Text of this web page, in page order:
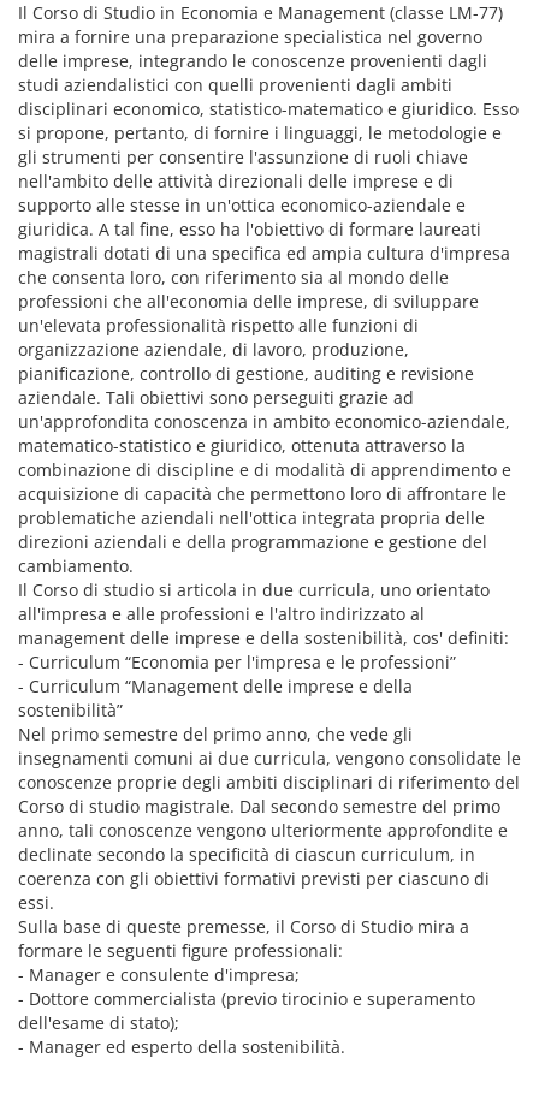
Il Corso di Studio in Economia e Management (classe LM-77)
mira a fornire una preparazione specialistica nel governo
delle imprese, integrando le conoscenze provenienti dagli
studi aziendalistici con quelli provenienti dagli ambiti
disciplinari economico, statistico-matematico e giuridico. Esso
si propone, pertanto, di fornire i linguaggi, le metodologie e
gli strumenti per consentire l'assunzione di ruoli chiave
nell'ambito delle attività direzionali delle imprese e di
supporto alle stesse in un'ottica economico-aziendale e
giuridica. A tal fine, esso ha l'obiettivo di formare laureati
magistrali dotati di una specifica ed ampia cultura d'impresa
che consenta loro, con riferimento sia al mondo delle
professioni che all'economia delle imprese, di sviluppare
un'elevata professionalità rispetto alle funzioni di
organizzazione aziendale, di lavoro, produzione,
pianificazione, controllo di gestione, auditing e revisione
aziendale. Tali obiettivi sono perseguiti grazie ad
un'approfondita conoscenza in ambito economico-aziendale,
matematico-statistico e giuridico, ottenuta attraverso la
combinazione di discipline e di modalità di apprendimento e
acquisizione di capacità che permettono loro di affrontare le
problematiche aziendali nell'ottica integrata propria delle
direzioni aziendali e della programmazione e gestione del
cambiamento.
Il Corso di studio si articola in due curricula, uno orientato
all'impresa e alle professioni e l'altro indirizzato al
management delle imprese e della sostenibilità, cos' definiti:
- Curriculum “Economia per l'impresa e le professioni”
- Curriculum “Management delle imprese e della
sostenibilità”
Nel primo semestre del primo anno, che vede gli
insegnamenti comuni ai due curricula, vengono consolidate le
conoscenze proprie degli ambiti disciplinari di riferimento del
Corso di studio magistrale. Dal secondo semestre del primo
anno, tali conoscenze vengono ulteriormente approfondite e
declinate secondo la specificità di ciascun curriculum, in
coerenza con gli obiettivi formativi previsti per ciascuno di
essi.
Sulla base di queste premesse, il Corso di Studio mira a
formare le seguenti figure professionali:
- Manager e consulente d'impresa;
- Dottore commercialista (previo tirocinio e superamento
dell'esame di stato);
- Manager ed esperto della sostenibilità.